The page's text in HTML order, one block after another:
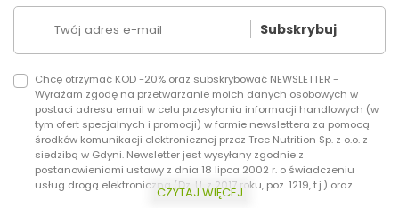
Subskrybuj
Chcę otrzymać KOD -20% oraz subskrybować NEWSLETTER -
Wyrażam zgodę na przetwarzanie moich danych osobowych w
postaci adresu email w celu przesyłania informacji handlowych (w
tym ofert specjalnych i promocji) w formie newslettera za pomocą
środków komunikacji elektronicznej przez Trec Nutrition Sp. z o.o. z
siedzibą w Gdyni. Newsletter jest wysyłany zgodnie z
postanowieniami ustawy z dnia 18 lipca 2002 r. o świadczeniu
usług drogą elektroniczną (Dz. U. z 2017 roku, poz. 1219, t.j.) oraz
ustawy z dnia 16 lipca 2004 r. Prawo telekomunikacyjne (Dz.U. z 2017
CZYTAJ WIĘCEJ